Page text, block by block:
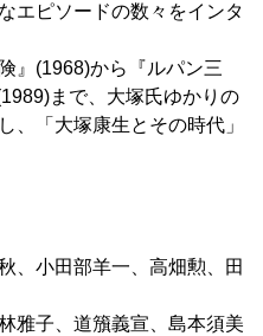
エピソードの数々をインタ
』(1968)から『ルパン三
まで、大塚氏ゆかりの
、「大塚康生とその時代」
、小田部羊一、高畑勲、田
子、道籏義宣、島本須美